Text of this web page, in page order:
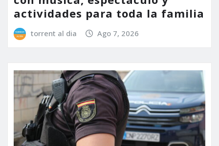
actividades para toda la familia
torrent al dia Ago 7, 2026